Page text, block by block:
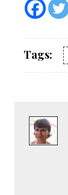
Tags: